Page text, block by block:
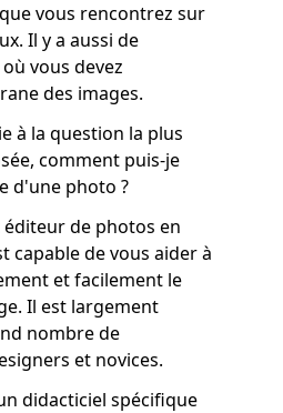
vous rencontrez sur
Il y a aussi de
vous devez
des images.
à la question la plus
comment puis-je
d'une photo ?
de photos en
capable de vous aider à
et facilement le
Il est largement
nombre de
et novices.
didacticiel spécifique